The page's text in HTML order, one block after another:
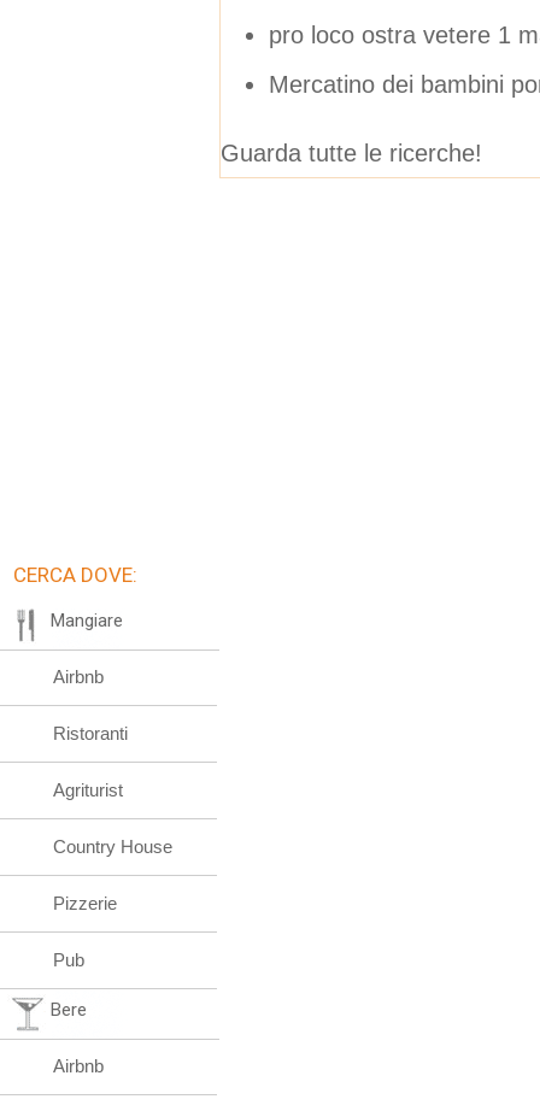
pro loco ostra vetere 1
Mercatino dei bambini
Guarda tutte le ricerche!
CERCA DOVE:
Mangiare
Airbnb
Ristoranti
Agriturist
Country House
Pizzerie
Pub
Bere
Airbnb